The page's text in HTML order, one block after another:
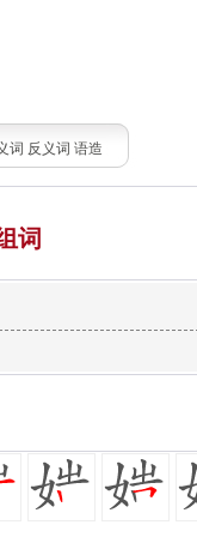
词 反义词 语造
词